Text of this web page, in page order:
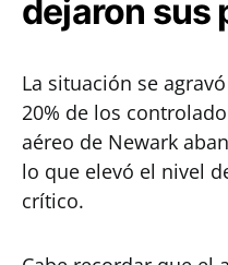
dejaron sus
La situación se
20% de los
aéreo de Newark
lo que elevó el nivel
crítico.